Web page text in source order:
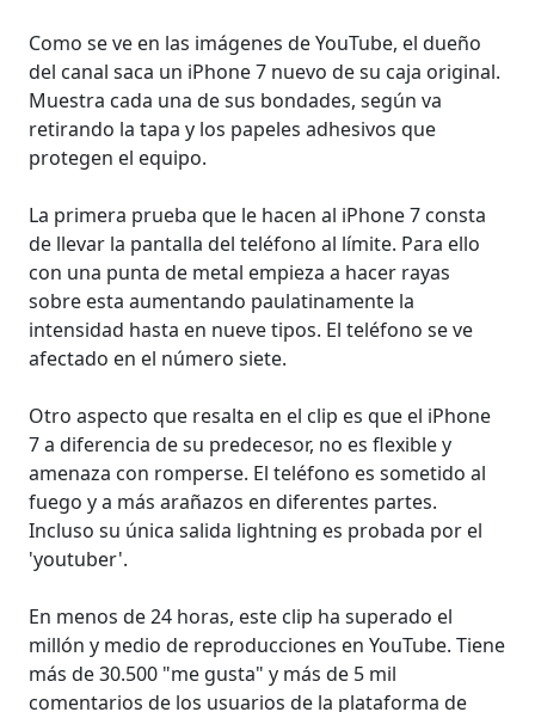
Como se ve en las imágenes de YouTube, el dueño
del canal saca un iPhone 7 nuevo de su caja original.
Muestra cada una de sus bondades, según va
retirando la tapa y los papeles adhesivos que
protegen el equipo.
La primera prueba que le hacen al iPhone 7 consta
de llevar la pantalla del teléfono al límite. Para ello
con una punta de metal empieza a hacer rayas
sobre esta aumentando paulatinamente la
intensidad hasta en nueve tipos. El teléfono se ve
afectado en el número siete.
Otro aspecto que resalta en el clip es que el iPhone
7 a diferencia de su predecesor, no es flexible y
amenaza con romperse. El teléfono es sometido al
fuego y a más arañazos en diferentes partes.
Incluso su única salida lightning es probada por el
'youtuber'.
En menos de 24 horas, este clip ha superado el
millón y medio de reproducciones en YouTube. Tiene
más de 30.500 "me gusta" y más de 5 mil
comentarios de los usuarios de la plataforma de